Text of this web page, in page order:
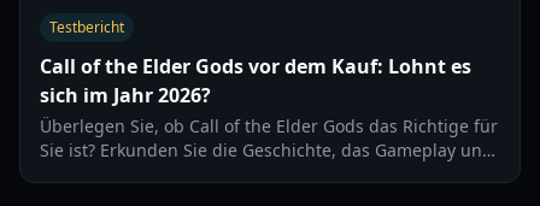
Testbericht
Call of the Elder Gods vor dem Kauf: Lohnt es
sich im Jahr 2026?
Überlegen Sie, ob Call of the Elder Gods das Richtige für
Sie ist? Erkunden Sie die Geschichte, das Gameplay und